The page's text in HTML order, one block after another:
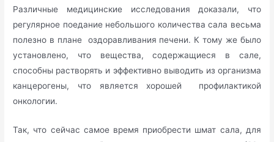
Различные медицинские исследования доказали, что
регулярное поедание небольшого количества сала весьма
полезно в плане оздоравливания печени. К тому же было
установлено, что вещества, содержащиеся в сале,
способны растворять и эффективно выводить из организма
канцерогены, что является хорошей профилактикой
онкологии.
Так, что сейчас самое время приобрести шмат сала, для